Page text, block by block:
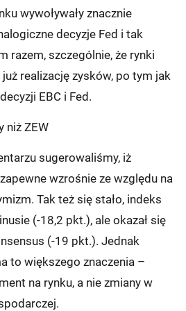
wywoływały znacznie
decyzje Fed i tak
razem, szczególnie, że rynki
realizację zysków, po tym jak
EBC i Fed.
niż ZEW
sugerowaliśmy, iż
wzrośnie ze względu na
Tak też się stało, indeks
(-18,2 pkt.), ale okazał się
(-19 pkt.). Jednak
to większego znaczenia –
na rynku, a nie zmiany w